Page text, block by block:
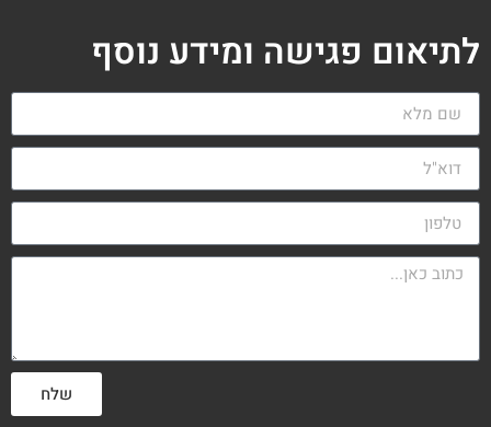
לתיאום פגישה ומידע נוסף
שלח